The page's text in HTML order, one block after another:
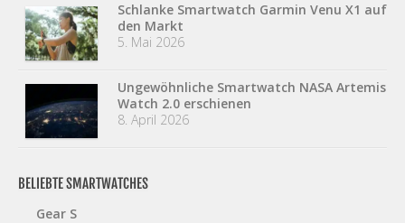
Schlanke Smartwatch Garmin Venu X1 auf
den Markt
5. Mai 2026
Ungewöhnliche Smartwatch NASA Artemis
Watch 2.0 erschienen
8. April 2026
BELIEBTE SMARTWATCHES
Gear S